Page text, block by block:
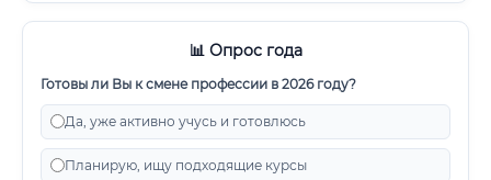
📊 Опрос года
Готовы ли Вы к смене профессии в 2026 году?
Да, уже активно учусь и готовлюсь
Планирую, ищу подходящие курсы